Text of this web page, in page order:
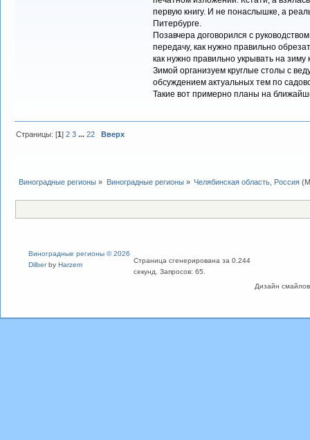
первую книгу. И не понаслышке, а
Питербурге.
Позавчера договорился с
передачу, как нужно правильно
как нужно правильно укрывать на зиму
Зимой организуем круглые столы с
обсуждением актуальных тем по
Такие вот примерно планы на
Страницы: [1]2 3 ...22 Вверх
Виноградные регионы » Виноградные регионы» Челябинская область, Россия
Дизайн
Виноградные регионы © 2026
Dilberby Harzem
Страница сгенерирована за 0.244
секунд. Запросов: 65.